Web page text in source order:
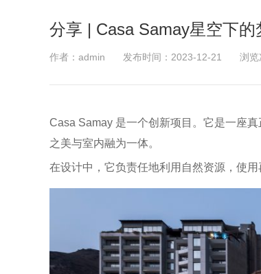
分享 | Casa Samay星空下
作者：admin 发布时间：2023-12-21 浏览
Casa Samay 是一个创新项目。它是一座
之美与室内融为一体。
在设计中，它负责任地利用自然资源，使